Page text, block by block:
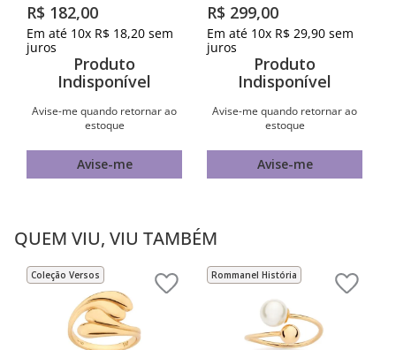
R$ 182,00
Em até 10x R$ 18,20 sem
juros
Produto
Indisponível
Avise-me quando retornar ao
estoque
Avise-me
R$ 299,00
Em até 10x R$ 29,90 sem
juros
Produto
Indisponível
Avise-me quando retornar ao
estoque
Avise-me
QUEM VIU, VIU TAMBÉM
Coleção Versos Rommanel História